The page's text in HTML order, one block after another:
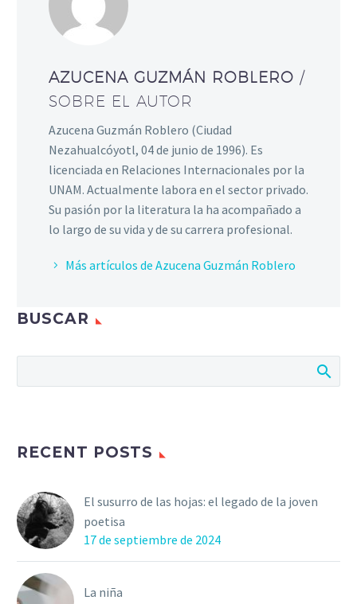
AZUCENA GUZMÁN ROBLERO /
SOBRE EL AUTOR
Azucena Guzmán Roblero (Ciudad
Nezahualcóyotl, 04 de junio de 1996). Es
licenciada en Relaciones Internacionales por la
UNAM. Actualmente labora en el sector privado.
Su pasión por la literatura la ha acompañado a
lo largo de su vida y de su carrera profesional.
Más artículos de Azucena Guzmán Roblero
BUSCAR
RECENT POSTS
El susurro de las hojas: el legado de la joven
poetisa
17 de septiembre de 2024
La niña